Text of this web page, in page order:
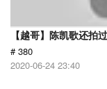
【越哥】陈凯歌还拍
# 380
2020-06-24 23:40